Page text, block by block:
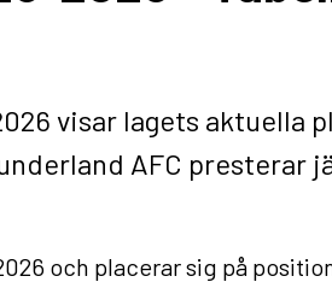
visar lagets aktuella
AFC presterar
och placerar sig på